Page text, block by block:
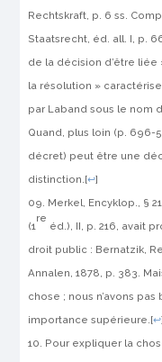
Rechtskraft, p. 6 ss.
Staatsrecht, éd. all. I, p.
de la décision d’être liée
la résolution »
par Laband sous le nom
Quand, plus loin (p. 696-
décret) peut être une
distinction.[↩]
Merkel, Encyklop., §
(1
re
éd.), II, p. 216, avait
droit public : Bernatzik,
Annalen, 1878, p. 383.
chose ; nous n’avons
importance supérieure.[↩]
Pour expliquer la